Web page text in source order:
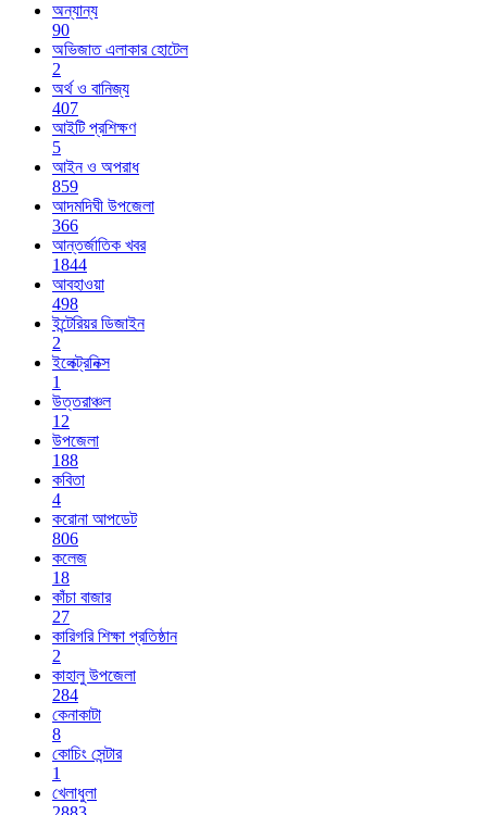
অন্যান্য
90
অভিজাত এলাকার হোটেল
2
অর্থ ও বানিজ্য
407
আইটি প্রশিক্ষণ
5
আইন ও অপরাধ
859
আদমদিঘী উপজেলা
366
আন্তর্জাতিক খবর
1844
আবহাওয়া
498
ইন্টেরিয়র ডিজাইন
2
ইলেক্ট্রনিক্স
1
উত্তরাঞ্চল
12
উপজেলা
188
কবিতা
4
করোনা আপডেট
806
কলেজ
18
কাঁচা বাজার
27
কারিগরি শিক্ষা প্রতিষ্ঠান
2
কাহালু উপজেলা
284
কেনাকাটা
8
কোচিং সেন্টার
1
খেলাধুলা